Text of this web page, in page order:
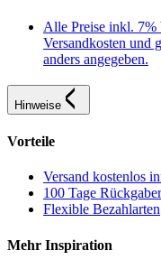
Alle Preise inkl. 7%
Versandkosten und
anders angegeben.
Hinweise
Vorteile
Versand kostenlos
100 Tage
Flexible Bezahlarten
Mehr Inspiration